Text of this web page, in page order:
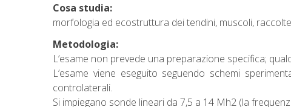
Cosa studia:
morfologia ed ecostruttura dei tendini, muscoli,
Metodologia:
L’esame non prevede una preparazione specifica;
L’esame viene eseguito seguendo schemi
controlaterali.
Si impiegano sonde lineari da 7,5 a 14 Mh2 (la